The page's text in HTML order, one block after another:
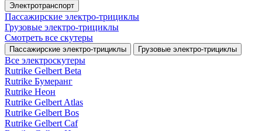
Электротранспорт
Пассажирские электро‑трициклы
Грузовые электро‑трициклы
Смотреть все скутеры
Пассажирские электро‑трициклы Грузовые электро‑трициклы
Все электро­скутеры
Rutrike Gelbert Beta
Rutrike Бумеранг
Rutrike Неон
Rutrike Gelbert Atlas
Rutrike Gelbert Bos
Rutrike Gelbert Caf